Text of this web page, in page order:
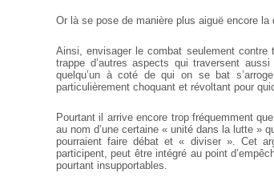
Or là se pose de manière plus aiguë encore la
Ainsi, envisager le combat seulement contre
trappe d’autres aspects qui traversent
quelqu’un à coté de qui on se bat
particulièrement choquant et révoltant pour
Pourtant il arrive encore trop fréquemment
au nom d’une certaine « unité dans lalutte »
pourraient faire débat et « diviser ». Cet
participent, peut être intégré au point
pourtant insupportables.